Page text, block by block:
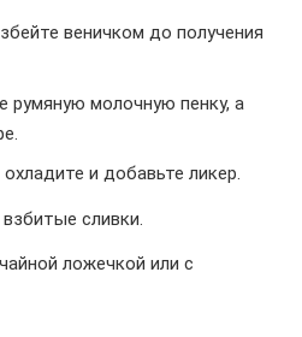
веничком до получения
румяную молочную пенку, а
и добавьте ликер.
сливки.
ложечкой или с